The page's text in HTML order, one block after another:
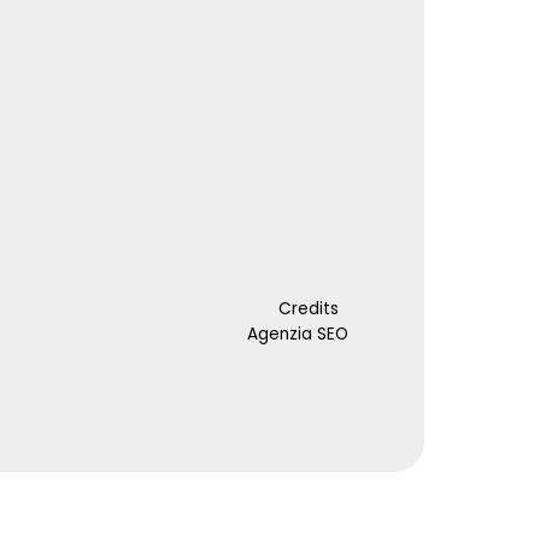
Credits
Agenzia SEO